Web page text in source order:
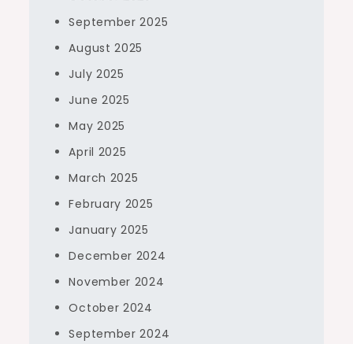
September 2025
August 2025
July 2025
June 2025
May 2025
April 2025
March 2025
February 2025
January 2025
December 2024
November 2024
October 2024
September 2024